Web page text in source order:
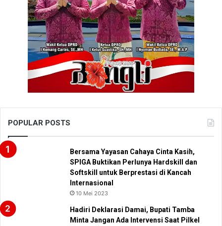
POPULAR POSTS
Bersama Yayasan Cahaya Cinta Kasih,
SPIGA Buktikan Perlunya Hardskill dan
Softskill untuk Berprestasi di Kancah
Internasional
10 Mei 2023
Hadiri Deklarasi Damai, Bupati Tamba
Minta Jangan Ada Intervensi Saat Pilkel